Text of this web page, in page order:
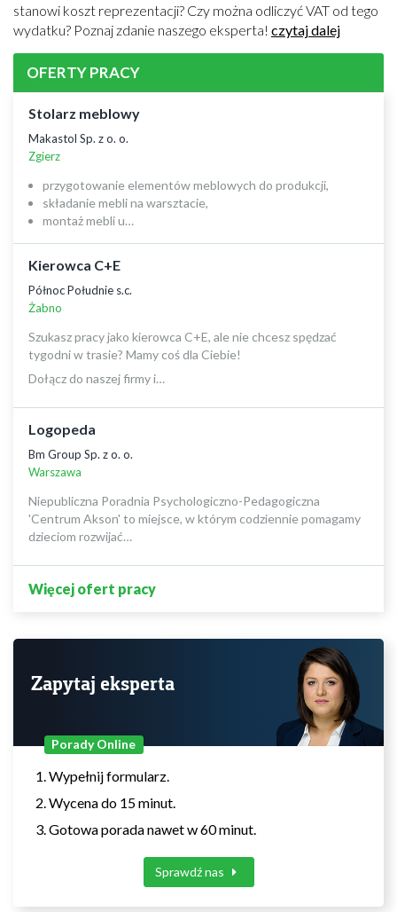
stanowi koszt reprezentacji? Czy można odliczyć VAT od tego
wydatku? Poznaj zdanie naszego eksperta! czytaj dalej
OFERTY PRACY
Stolarz meblowy
Makastol Sp. z o. o.
Zgierz
przygotowanie elementów meblowych do produkcji,
składanie mebli na warsztacie,
montaż mebli u…
Kierowca C+E
Północ Południe s.c.
Żabno
Szukasz pracy jako kierowca C+E, ale nie chcesz spędzać
tygodni w trasie? Mamy coś dla Ciebie!
Dołącz do naszej firmy i…
Logopeda
Bm Group Sp. z o. o.
Warszawa
Niepubliczna Poradnia Psychologiczno-Pedagogiczna
'Centrum Akson' to miejsce, w którym codziennie pomagamy
dzieciom rozwijać…
Więcej ofert pracy
Zapytaj eksperta
Porady Online
Wypełnij formularz.
Wycena do 15 minut.
Gotowa porada nawet w 60 minut.
Sprawdź nas